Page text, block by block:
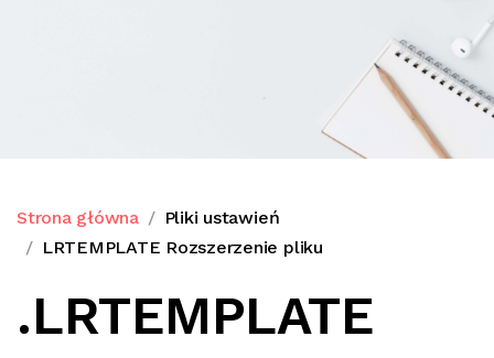
Strona główna
Pliki ustawień
LRTEMPLATE Rozszerzenie pliku
.LRTEMPLATE